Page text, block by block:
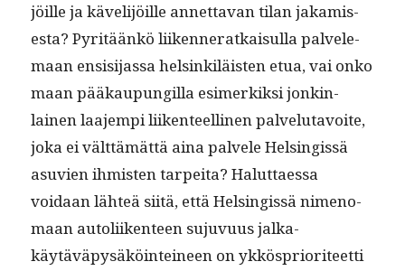
jöille ja käveli­jöille annet­ta­van tilan jakamis­
es­ta? Pyritäänkö liiken­ner­atkaisul­la palvele­
maan ensisi­jas­sa helsinkiläis­ten etua, vai onko
maan pääkaupungilla esimerkik­si jonkin­
lainen laa­jem­pi liiken­teelli­nen palve­lu­tavoite,
joka ei vält­tämät­tä aina palvele Helsingis­sä
asu­vien ihmis­ten tarpei­ta? Halut­taes­sa
voidaan lähteä siitä, että Helsingis­sä nimeno­
maan autoli­iken­teen suju­vu­us jalka­
käytäväpysäköin­tei­neen on ykköspri­or­i­teet­ti